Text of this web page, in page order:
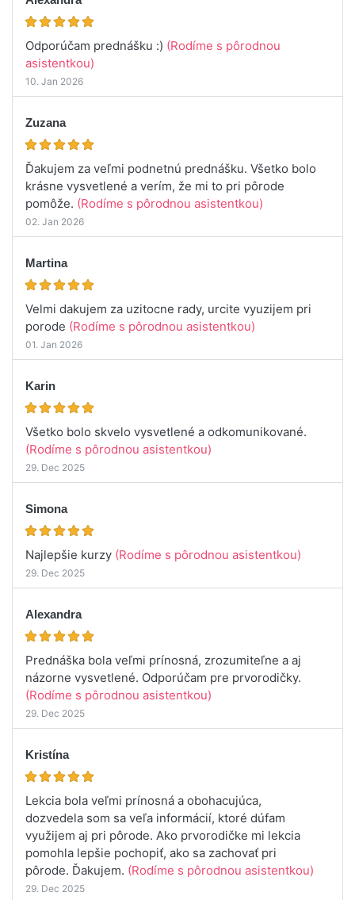
Odporúčam prednášku :) (Rodíme s pôrodnou
asistentkou)
10. Jan 2026
Zuzana
Ďakujem za veľmi podnetnú prednášku. Všetko bolo
krásne vysvetlené a verím, že mi to pri pôrode
pomôže. (Rodíme s pôrodnou asistentkou)
02. Jan 2026
Martina
Velmi dakujem za uzitocne rady, urcite vyuzijem pri
porode (Rodíme s pôrodnou asistentkou)
01. Jan 2026
Karin
Všetko bolo skvelo vysvetlené a odkomunikované.
(Rodíme s pôrodnou asistentkou)
29. Dec 2025
Simona
Najlepšie kurzy (Rodíme s pôrodnou asistentkou)
29. Dec 2025
Alexandra
Prednáška bola veľmi prínosná, zrozumiteľne a aj
názorne vysvetlené. Odporúčam pre prvorodičky.
(Rodíme s pôrodnou asistentkou)
29. Dec 2025
Kristína
Lekcia bola veľmi prínosná a obohacujúca,
dozvedela som sa veľa informácií, ktoré dúfam
využijem aj pri pôrode. Ako prvorodičke mi lekcia
pomohla lepšie pochopiť, ako sa zachovať pri
pôrode. Ďakujem. (Rodíme s pôrodnou asistentkou)
29. Dec 2025